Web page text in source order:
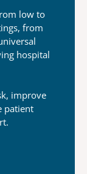
low to
from
hospital
improve
patient